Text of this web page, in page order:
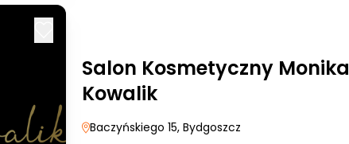
Salon Kosmetyczny Monika
Kowalik
Baczyńskiego 15, Bydgoszcz